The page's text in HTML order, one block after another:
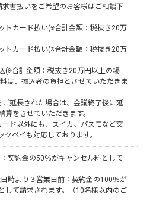
書払いをご希望のお客様はご相談下
トカード払い(※合計金額：税抜き20万
トカード払い(※合計金額：税抜き20万
(※合計金額：税抜き20万円以上の場
は、振込者の負担とさせていただきま
延長された場合は、会議終了後に延
算をさせていただきます。
ド以外にも、スイカ、パスモなど交
クペイも対応しております。
契約金の50％がキャンセル料として
日時より３営業日前：契約金の100％が
して請求されます。（10名様以内のご